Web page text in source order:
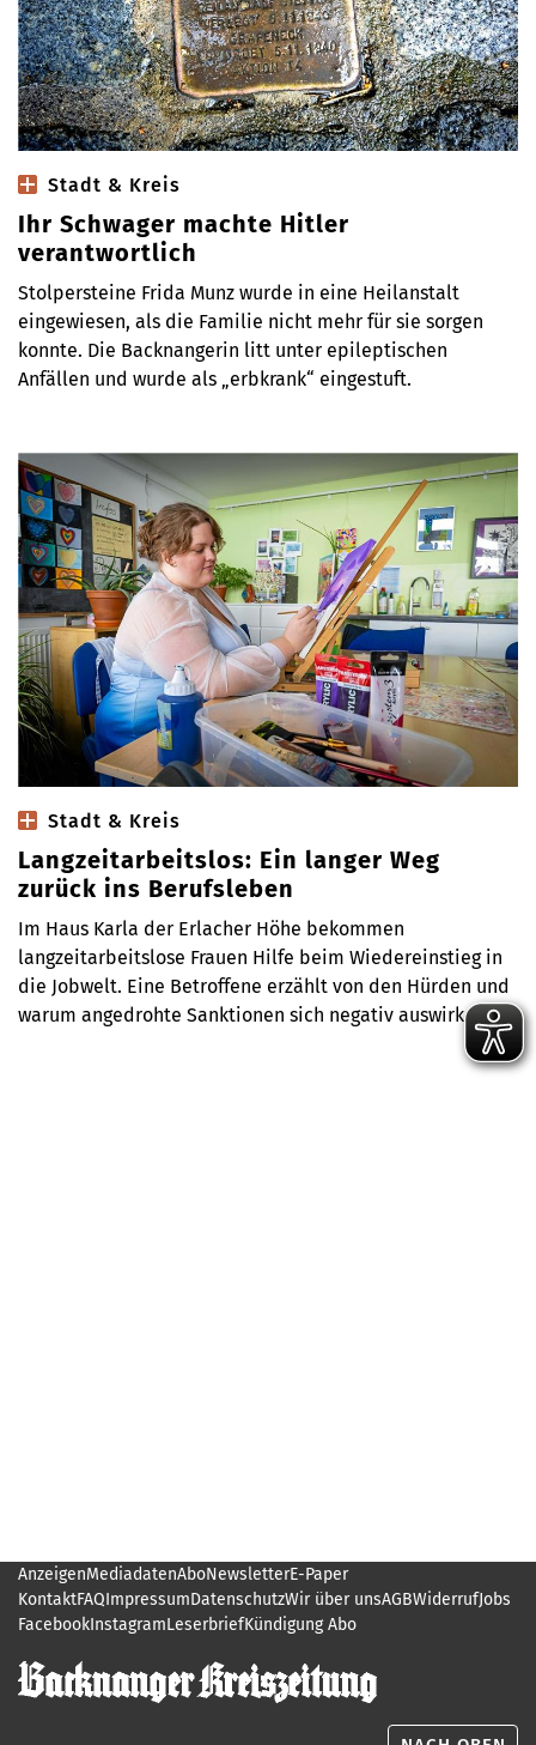
Stadt & Kreis
Ihr Schwager machte Hitler
verantwortlich
Stolpersteine Frida Munz wurde in eine Heilanstalt
eingewiesen, als die Familie nicht mehr für sie sorgen
konnte. Die Backnangerin litt unter epileptischen
Anfällen und wurde als „erbkrank“ eingestuft.
Stadt & Kreis
Langzeitarbeitslos: Ein langer Weg
zurück ins Berufsleben
Im Haus Karla der Erlacher Höhe bekommen
langzeitarbeitslose Frauen Hilfe beim Wiedereinstieg in
die Jobwelt. Eine Betroffene erzählt von den Hürden und
warum angedrohte Sanktionen sich negativ auswirken.
AnzeigenMediadatenAboNewsletterE-Paper
KontaktFAQImpressumDatenschutzWir über unsAGBWiderrufJobs
FacebookInstagramLeserbriefKündigung Abo